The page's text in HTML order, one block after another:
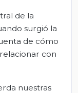
de la
surgió la
de cómo
con
nuestras